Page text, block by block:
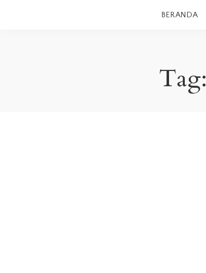
BERANDA
Tag: